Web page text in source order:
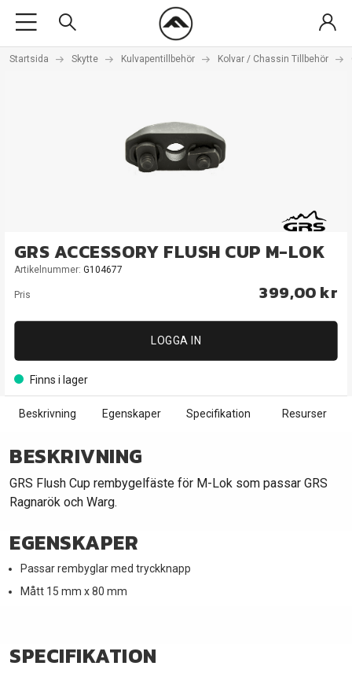
Startsida Skytte Kulvapentillbehör Kolvar / Chassin Tillbehör
GRS ACCESSORY FLUSH CUP M-LOK
Artikelnummer: G104677
Pris 399,00 kr
LOGGA IN
Finns i lager
Beskrivning Egenskaper Specifikation Resurser
BESKRIVNING
GRS Flush Cup rembygelfäste för M-Lok som passar GRS
Ragnarök och Warg.
EGENSKAPER
Passar rembyglar med tryckknapp
Mått 15 mm x 80 mm
SPECIFIKATION